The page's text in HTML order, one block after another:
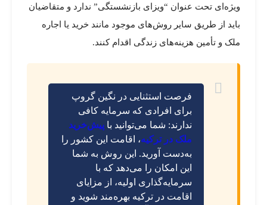
ویژه‌ای تحت عنوان “ویزای بازنشستگی” ندارد و متقاضیان
باید از طریق سایر روش‌های موجود مانند خرید یا اجاره
ملک و تأمین هزینه‌های زندگی اقدام کنند.
فرصت استثنایی در نگین گروپ
برای افرادی که سرمایه کافی
ندارند: شما می‌توانید با پیش‌خرید
ملک در ترکیه، اقامت این کشور را
به‌دست آورید. این روش به شما
این امکان را می‌دهد که با
سرمایه‌گذاری اولیه، از مزایای
اقامت در ترکیه بهره‌مند شوید و